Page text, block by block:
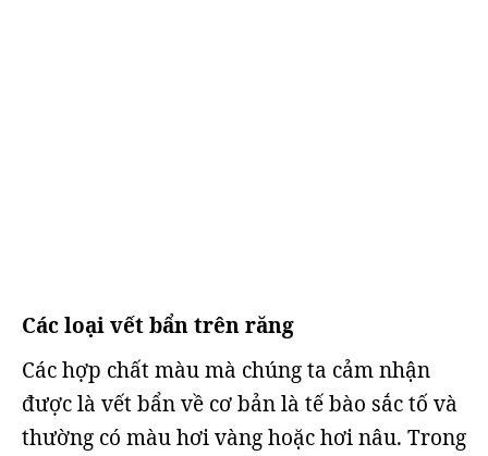
Các loại vết bẩn trên răng
Các hợp chất màu mà chúng ta cảm nhận
được là vết bẩn về cơ bản là tế bào sắc tố và
thường có màu hơi vàng hoặc hơi nâu. Trong